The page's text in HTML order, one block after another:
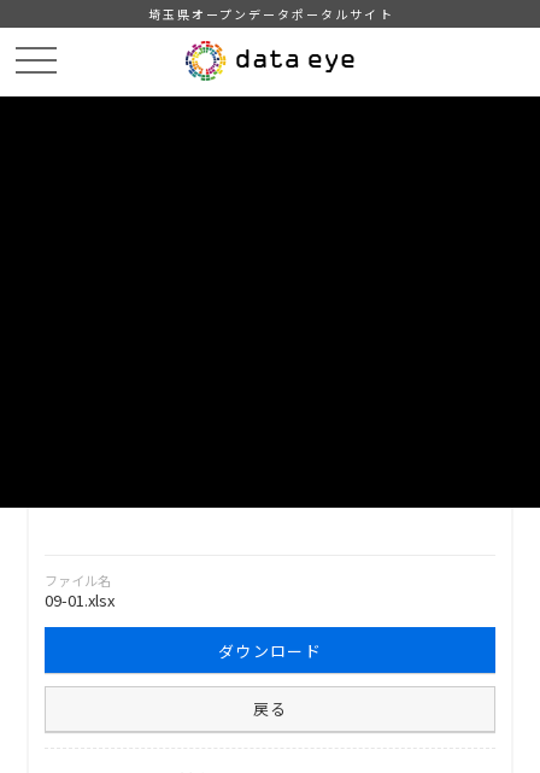
埼玉県オープンデータポータルサイト
ファイル名
09-01.xlsx
ダウンロード
戻る